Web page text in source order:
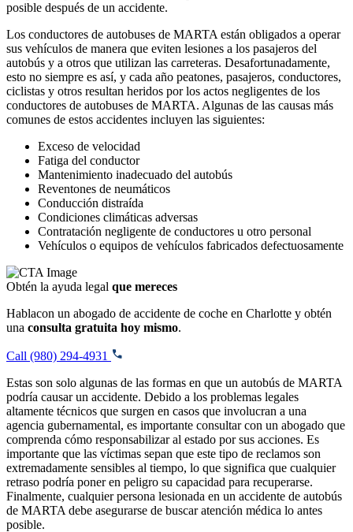
posible después de un accidente.
Los conductores de autobuses de MARTA están obligados a operar
sus vehículos de manera que eviten lesiones a los pasajeros del
autobús y a otros que utilizan las carreteras. Desafortunadamente,
esto no siempre es así, y cada año peatones, pasajeros, conductores,
ciclistas y otros resultan heridos por los actos negligentes de los
conductores de autobuses de MARTA. Algunas de las causas más
comunes de estos accidentes incluyen las siguientes:
Exceso de velocidad
Fatiga del conductor
Mantenimiento inadecuado del autobús
Reventones de neumáticos
Conducción distraída
Condiciones climáticas adversas
Contratación negligente de conductores u otro personal
Vehículos o equipos de vehículos fabricados defectuosamente
Obtén la ayuda legal que mereces
Hablacon un abogado de accidente de coche en Charlotte y obtén
una consulta gratuita hoy mismo.
Call (980) 294-4931
Estas son solo algunas de las formas en que un autobús de MARTA
podría causar un accidente. Debido a los problemas legales
altamente técnicos que surgen en casos que involucran a una
agencia gubernamental, es importante consultar con un abogado que
comprenda cómo responsabilizar al estado por sus acciones. Es
importante que las víctimas sepan que este tipo de reclamos son
extremadamente sensibles al tiempo, lo que significa que cualquier
retraso podría poner en peligro su capacidad para recuperarse.
Finalmente, cualquier persona lesionada en un accidente de autobús
de MARTA debe asegurarse de buscar atención médica lo antes
posible.